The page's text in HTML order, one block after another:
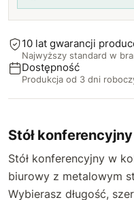
10 lat gwarancji
Najwyższy standard w
Dostępność
Produkcja od 3 dni
Stół
Stół konferencyjny w
biurowy z metalowym
Wybierasz długość,